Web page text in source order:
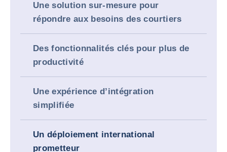
Une solution sur-mesure pour
répondre aux besoins des courtiers
Des fonctionnalités clés pour plus de
productivité
Une expérience d’intégration
simplifiée
Un déploiement international
prometteur